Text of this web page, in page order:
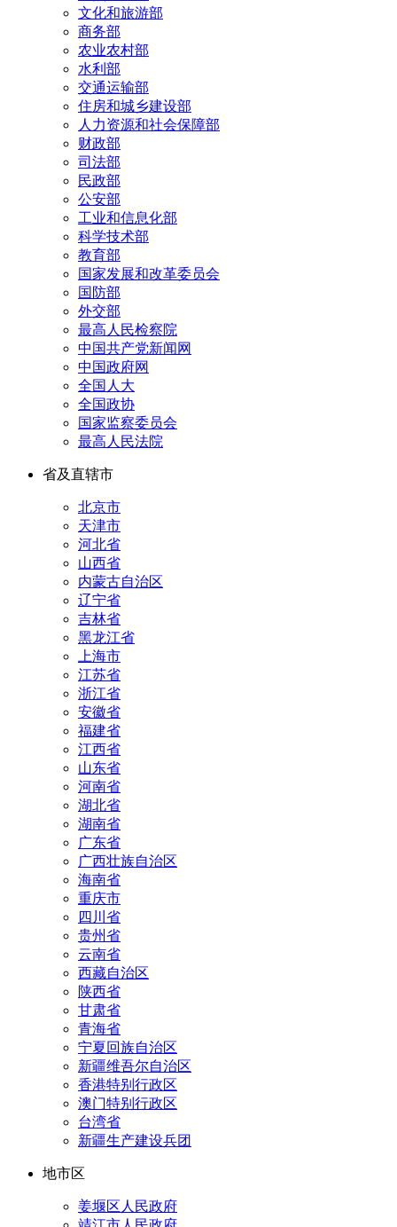
文化和旅游部
商务部
农业农村部
水利部
交通运输部
住房和城乡建设部
人力资源和社会保障部
财政部
司法部
民政部
公安部
工业和信息化部
科学技术部
教育部
国家发展和改革委员会
国防部
外交部
最高人民检察院
中国共产党新闻网
中国政府网
全国人大
全国政协
国家监察委员会
最高人民法院
省及直辖市
北京市
天津市
河北省
山西省
内蒙古自治区
辽宁省
吉林省
黑龙江省
上海市
江苏省
浙江省
安徽省
福建省
江西省
山东省
河南省
湖北省
湖南省
广东省
广西壮族自治区
海南省
重庆市
四川省
贵州省
云南省
西藏自治区
陕西省
甘肃省
青海省
宁夏回族自治区
新疆维吾尔自治区
香港特别行政区
澳门特别行政区
台湾省
新疆生产建设兵团
地市区
姜堰区人民政府